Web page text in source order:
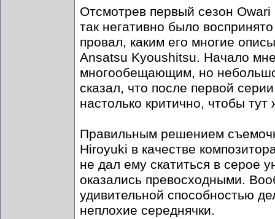
Отсмотрев первый сезон
так негативно было
провал, каким его многие
Ansatsu Kyoushitsu. Начало
многообещающим, но
сказал, что после первой
настолько критично, чтобы тут
Правильным решением
Hiroyuki в качестве
не дал ему скатиться в серое
оказались превосходными.
удивительной способностью
неплохие середнячки.